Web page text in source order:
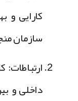
کارایی و
سازمان
ارتباطات:
داخلی و